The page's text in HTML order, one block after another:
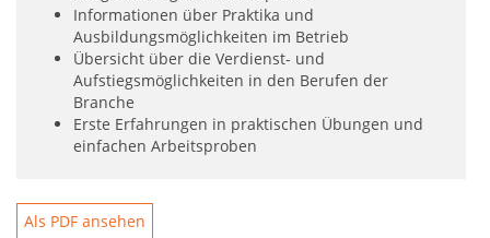
Informationen über Praktika und
Ausbildungsmöglichkeiten im Betrieb
Übersicht über die Verdienst- und
Aufstiegsmöglichkeiten in den Berufen der
Branche
Erste Erfahrungen in praktischen Übungen und
einfachen Arbeitsproben
Als PDF ansehen